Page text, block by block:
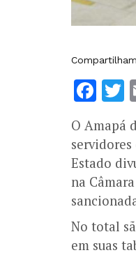
O Amapá
Estado
na
No total
em suas